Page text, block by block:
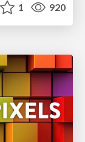
1 920